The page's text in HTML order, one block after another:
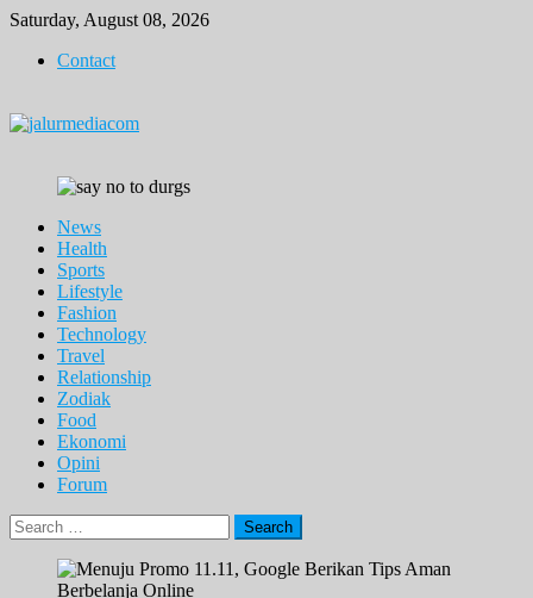
Skip
content
Saturday, August 08, 2026
Contact
News
Health
Sports
Lifestyle
Fashion
Technology
Travel
Relationship
Zodiak
Food
Ekonomi
Opini
Forum
Search
for: